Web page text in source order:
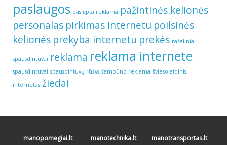
paslaugos paslėpta reklama pažintinės kelionės
personalas pirkimas internetu poilsinės
kelionės prekyba internetu prekės rašaliniai
spausdintuvai reklama reklama internete
spausdintuvai spausdintuvų rūšys šampūno reklama šviesolaidinis
internetas žiedai
manopomegiai.lt manotechnika.lt manotransportas.lt